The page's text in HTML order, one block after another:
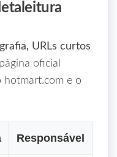
URLs curtos
oficial
hotmart.com e o
Responsável